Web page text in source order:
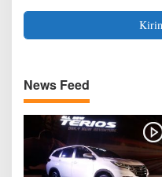
News Feed